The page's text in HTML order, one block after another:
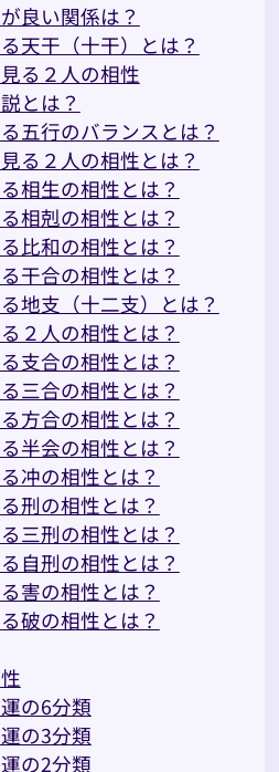
良い関係は？
天干（十干）とは？
る２人の相性
とは？
五行のバランスとは？
る２人の相性とは？
相生の相性とは？
相剋の相性とは？
比和の相性とは？
干合の相性とは？
地支（十二支）とは？
２人の相性とは？
支合の相性とは？
三合の相性とは？
方合の相性とは？
半会の相性とは？
冲の相性とは？
刑の相性とは？
三刑の相性とは？
自刑の相性とは？
害の相性とは？
破の相性とは？
の6分類
の3分類
の2分類